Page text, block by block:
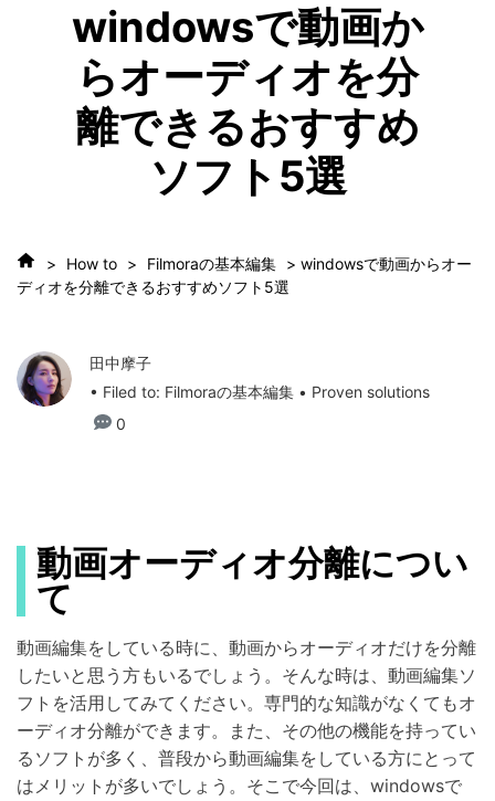
windowsで動画か
らオーディオを分
離できるおすすめ
ソフト5選
> How to > Filmoraの基本編集 > windowsで動画からオー
ディオを分離できるおすすめソフト5選
田中摩子
• Filed to: Filmoraの基本編集 • Proven solutions
0
動画オーディオ分離につい
て
動画編集をしている時に、動画からオーディオだけを分離
したいと思う方もいるでしょう。そんな時は、動画編集ソ
フトを活用してみてください。専門的な知識がなくてもオ
ーディオ分離ができます。また、その他の機能を持ってい
るソフトが多く、普段から動画編集をしている方にとって
はメリットが多いでしょう。そこで今回は、windowsで